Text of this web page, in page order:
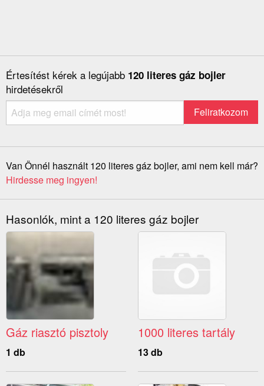
Értesítést kérek a legújabb 120 literes gáz bojler
hirdetésekről
Van Önnél használt 120 literes gáz bojler, ami nem kell már?
Hirdesse meg ingyen!
Hasonlók, mint a 120 literes gáz bojler
Gáz riasztó pisztoly
1 db
1000 literes tartály
13 db